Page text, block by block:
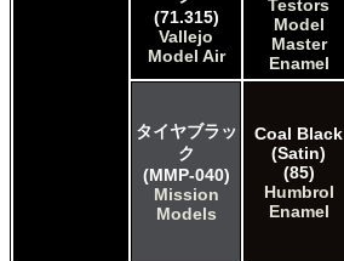
(71.315)
Vallejo
Model Air
Testors
Model
Master
Enamel
タイヤブラッ
ク
(MMP-040)
Mission
Models
Coal Black
(Satin)
(85)
Humbrol
Enamel